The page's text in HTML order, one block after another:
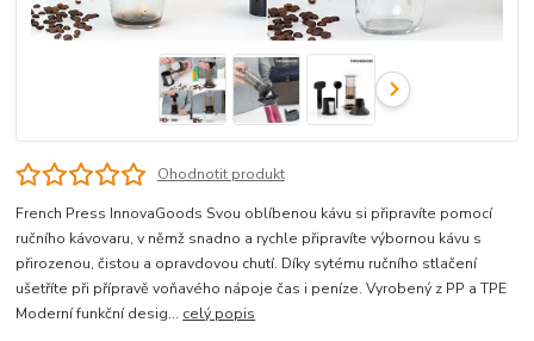
Ohodnotit produkt
French Press InnovaGoods Svou oblíbenou kávu si připravíte pomocí
ručního kávovaru, v němž snadno a rychle připravíte výbornou kávu s
přirozenou, čistou a opravdovou chutí. Díky sytému ručního stlačení
ušetříte při přípravě voňavého nápoje čas i peníze. Vyrobený z PP a TPE
Moderní funkční desig... celý popis